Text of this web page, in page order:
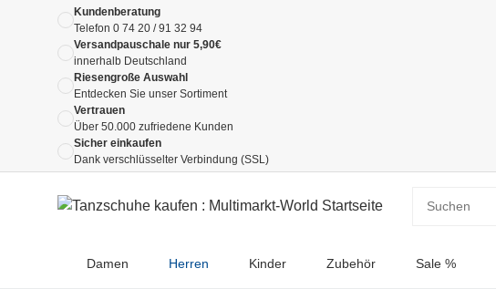
Kundenberatung
Telefon 0 74 20 / 91 32 94
Versandpauschale nur 5,90€
innerhalb Deutschland
Riesengroße Auswahl
Entdecken Sie unser Sortiment
Vertrauen
Über 50.000 zufriedene Kunden
Sicher einkaufen
Dank verschlüsselter Verbindung (SSL)
Damen Herren Kinder Zubehör Sale %